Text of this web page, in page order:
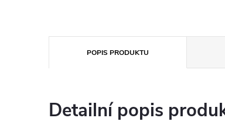
POPIS PRODUKTU
Detailní popis